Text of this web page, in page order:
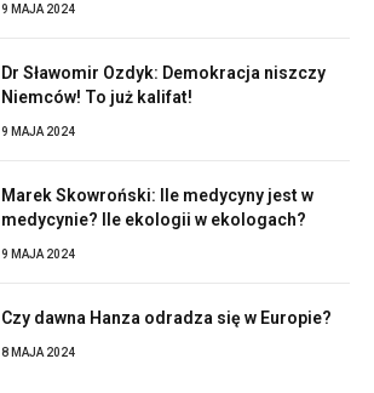
9 MAJA 2024
Dr Sławomir Ozdyk: Demokracja niszczy
Niemców! To już kalifat!
9 MAJA 2024
Marek Skowroński: Ile medycyny jest w
medycynie? Ile ekologii w ekologach?
9 MAJA 2024
Czy dawna Hanza odradza się w Europie?
8 MAJA 2024